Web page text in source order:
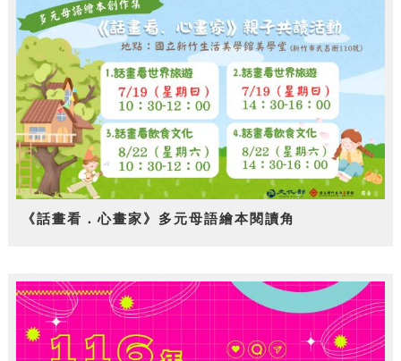
《話畫看．心畫家》多元母語繪本閱讀角